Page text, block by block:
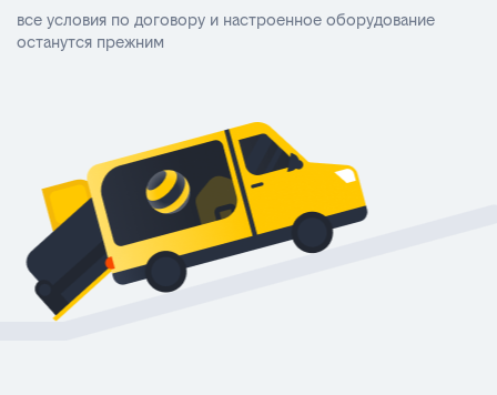
все условия по договору и настроенное оборудование
останутся прежним